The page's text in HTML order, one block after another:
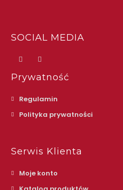
SOCIAL MEDIA
Prywatność
Regulamin
Polityka prywatności
Serwis Klienta
Moje konto